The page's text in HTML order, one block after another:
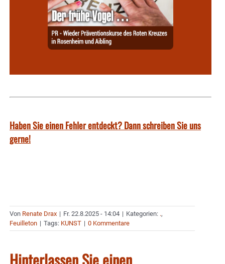
Haben Sie einen Fehler entdeckt? Dann schreiben Sie uns
gerne!
Von Renate Drax | Fr. 22.8.2025 - 14:04 | Kategorien: .,
Feuilleton | Tags: KUNST | 0 Kommentare